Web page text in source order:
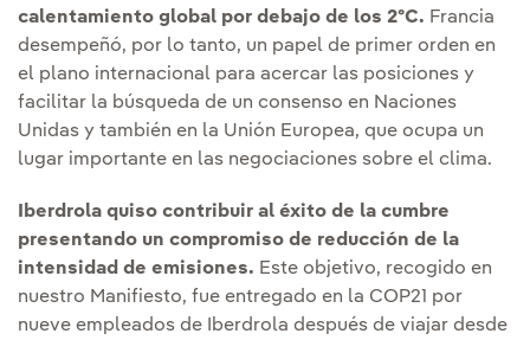
calentamiento global por debajo de los 2ºC. Francia
desempeñó, por lo tanto, un papel de primer orden en
el plano internacional para acercar las posiciones y
facilitar la búsqueda de un consenso en Naciones
Unidas y también en la Unión Europea, que ocupa un
lugar importante en las negociaciones sobre el clima.
Iberdrola quiso contribuir al éxito de la cumbre
presentando un compromiso de reducción de la
intensidad de emisiones. Este objetivo, recogido en
nuestro Manifiesto, fue entregado en la COP21 por
nueve empleados de Iberdrola después de viajar desde